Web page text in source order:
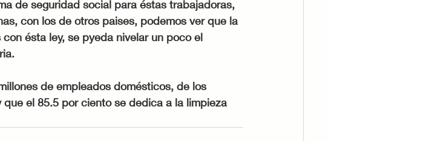
de seguridad social para éstas trabajadoras,
con los de otros paises, podemos ver que la
ésta ley, se pyeda nivelar un poco el
de empleados domésticos, de los
el 85.5 por ciento se dedica a la limpieza